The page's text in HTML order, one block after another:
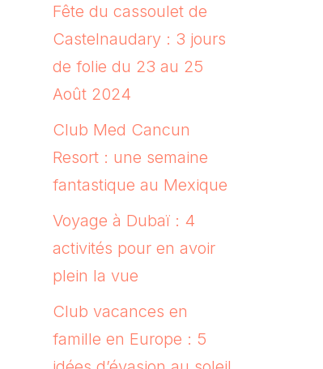
Fête du cassoulet de
Castelnaudary : 3 jours
de folie du 23 au 25
Août 2024
Club Med Cancun
Resort : une semaine
fantastique au Mexique
Voyage à Dubaï : 4
activités pour en avoir
plein la vue
Club vacances en
famille en Europe : 5